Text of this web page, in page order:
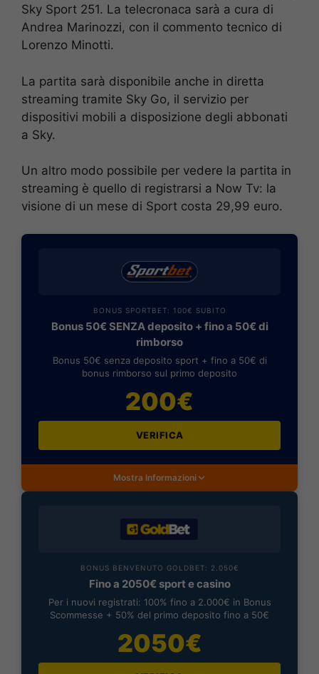
Sky Sport 251. La telecronaca sarà a cura di
Andrea Marinozzi, con il commento tecnico di
Lorenzo Minotti.
La partita sarà disponibile anche in diretta
streaming tramite Sky Go, il servizio per
dispositivi mobili a disposizione degli abbonati
a Sky.
Un altro modo possibile per vedere la partita in
streaming è quello di registrarsi a Now Tv: la
visione di un mese di Sport costa 29,99 euro.
BONUS SPORTBET: 100€ SUBITO
Bonus 50€ SENZA deposito + fino a 50€ di
rimborso
Bonus 50€ senza deposito sport + fino a 50€ di
bonus rimborso sul primo deposito
200€
VERIFICA
Mostra Informazioni
BONUS BENVENUTO GOLDBET: 2.050€
Fino a 2050€ sport e casino
Per i nuovi registrati: 100% fino a 2.000€ in Bonus
Scommesse + 50% del primo deposito fino a 50€
2050€